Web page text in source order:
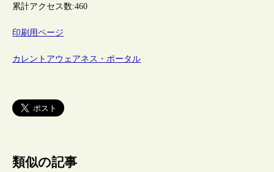
累計アクセス数:460
印刷用ページ
カレントアウェアネス・ポータル
類似の記事